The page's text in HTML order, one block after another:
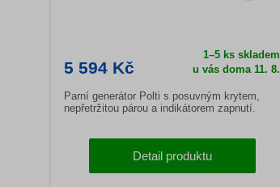
5 594 Kč
1–5 ks skladem
u vás doma 11. 8.
Parní generátor Polti s posuvným krytem,
nepřetržitou párou a indikátorem zapnutí.
Detail produktu